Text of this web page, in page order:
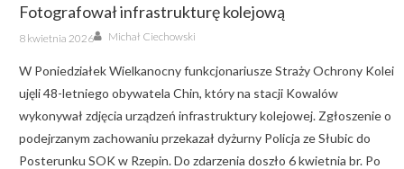
Fotografował infrastrukturę kolejową
Posted
on
8 kwietnia 2026 Author
Michał Ciechowski
W Poniedziałek Wielkanocny funkcjonariusze Straży Ochrony Kolei
ujęli 48-letniego obywatela Chin, który na stacji Kowalów
wykonywał zdjęcia urządzeń infrastruktury kolejowej. Zgłoszenie o
podejrzanym zachowaniu przekazał dyżurny Policja ze Słubic do
Posterunku SOK w Rzepin. Do zdarzenia doszło 6 kwietnia br. Po